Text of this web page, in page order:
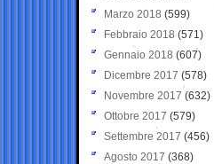
Marzo 2018 (599)
Febbraio 2018 (571)
Gennaio 2018 (607)
Dicembre 2017 (578)
Novembre 2017 (632)
Ottobre 2017 (579)
Settembre 2017 (456)
Agosto 2017 (368)